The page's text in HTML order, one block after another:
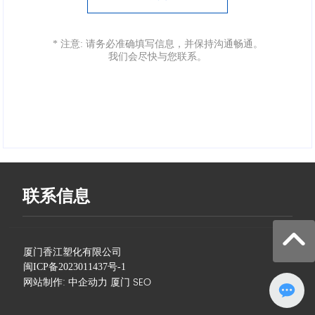
* 注意: 请务必准确填写信息，并保持沟通畅通。
我们会尽快与您联系。
联系信息
厦门香江塑化有限公司
闽ICP备2023011437号-1
网站制作:中企动力 厦门 SEO